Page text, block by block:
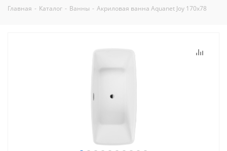
Главная - Каталог - Ванны - Акриловая ванна Aquanet Joy 170x78